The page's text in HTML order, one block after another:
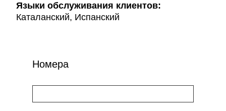
Языки обслуживания клиентов:
Каталанский, Испанский
Номера